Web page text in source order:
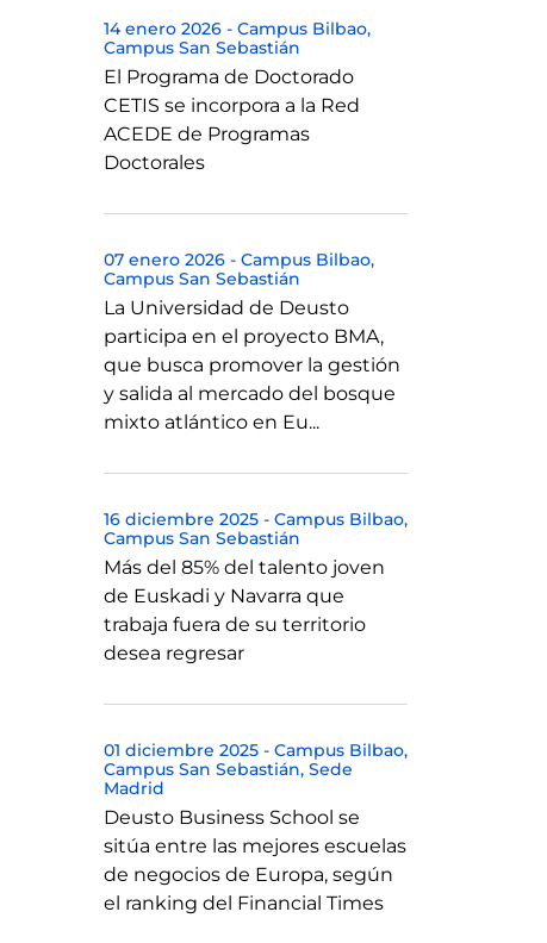
14 enero 2026 - Campus Bilbao
Campus San Sebastián
El Programa de Doctorado
CETIS se incorpora a la Red
ACEDE de Programas
Doctorales
07 enero 2026 - Campus Bilbao
Campus San Sebastián
La Universidad de Deusto
participa en el proyecto BMA,
que busca promover la gestión
y salida al mercado del bosque
mixto atlántico en Eu...
16 diciembre 2025 - Campus Bilbao
Campus San Sebastián
Más del 85% del talento joven
de Euskadi y Navarra que
trabaja fuera de su territorio
desea regresar
01 diciembre 2025 - Campus Bilbao
Campus San Sebastián Sede
Madrid
Deusto Business School se
sitúa entre las mejores escuelas
de negocios de Europa, según
el ranking del Financial Times